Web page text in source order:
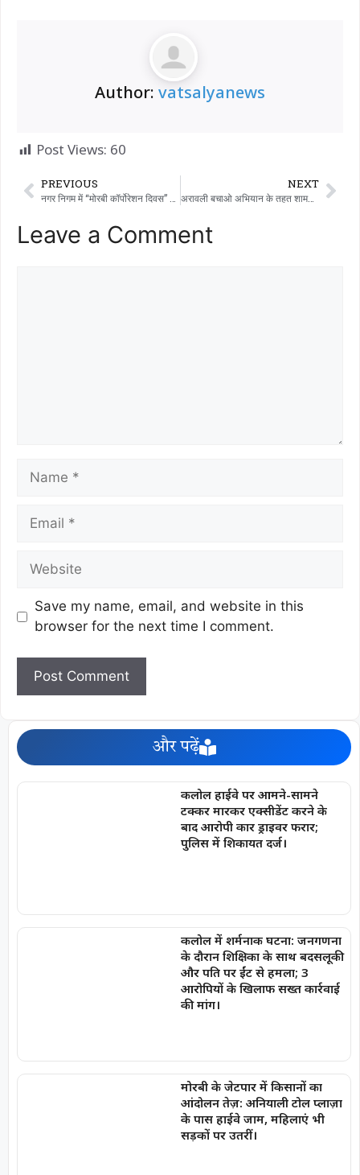
Author: vatsalyanews
Post Views: 60
PREVIOUS
नगर निगम में “मोरबी कॉर्पोरेशन दिवस” ​​मनाया गया।
NEXT
अरावली बचाओ अभियान के तहत शामलाजी में पर्वत श्रृंखला और वृक्ष की पवित्र पूजा, तीर्थयात्रा, पवित्र पूजा और अरावली पर्वत श्रृंखला को बचाने का संकल्प लिया गया।
Leave a Comment
Save my name, email, and website in this
browser for the next time I comment.
और पढ़ें
कलोल हाईवे पर आमने-सामने
टक्कर मारकर एक्सीडेंट करने के
बाद आरोपी कार ड्राइवर फरार;
पुलिस में शिकायत दर्ज।
कलोल में शर्मनाक घटना: जनगणना
के दौरान शिक्षिका के साथ बदसलूकी
और पति पर ईंट से हमला; 3
आरोपियों के खिलाफ सख्त कार्रवाई
की मांग।
मोरबी के जेटपार में किसानों का
आंदोलन तेज़: अनियाली टोल प्लाज़ा
के पास हाईवे जाम, महिलाएं भी
सड़कों पर उतरीं।